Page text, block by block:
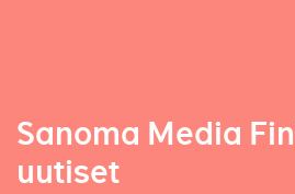
Sanoma Media
uutiset